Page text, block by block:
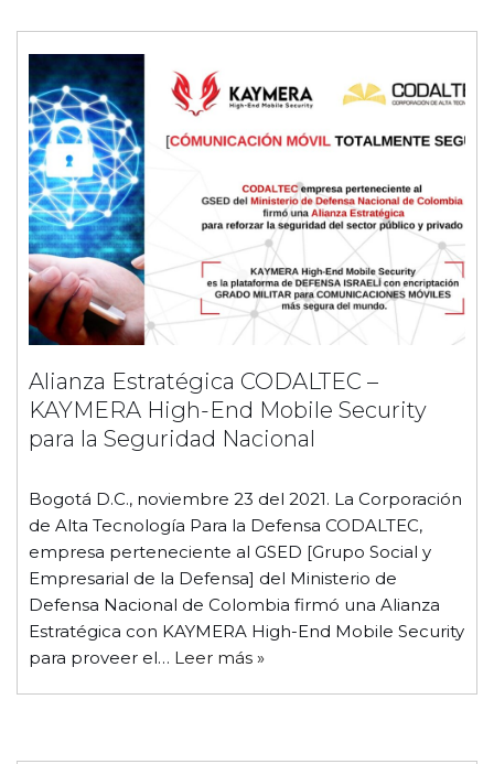
Alianza Estratégica CODALTEC –
KAYMERA High-End Mobile Security
para la Seguridad Nacional
Bogotá D.C., noviembre 23 del 2021. La Corporación
de Alta Tecnología Para la Defensa CODALTEC,
empresa perteneciente al GSED [Grupo Social y
Empresarial de la Defensa] del Ministerio de
Defensa Nacional de Colombia firmó una Alianza
Estratégica con KAYMERA High-End Mobile Security
para proveer el… Leer más »